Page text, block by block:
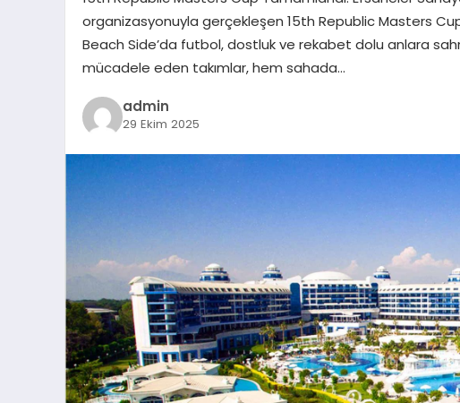
organizasyonuyla gerçekleşen 15th Republic Masters
Beach Side’da futbol, dostluk ve rekabet dolu anlara
mücadele eden takımlar, hem sahada…
admin
29 Ekim 2025